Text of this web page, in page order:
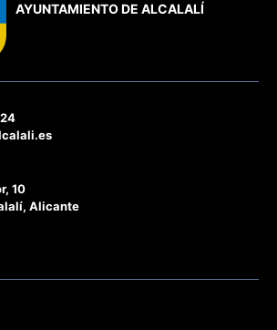
AYUNTAMIENTO DE ALCALALÍ
10
Alicante